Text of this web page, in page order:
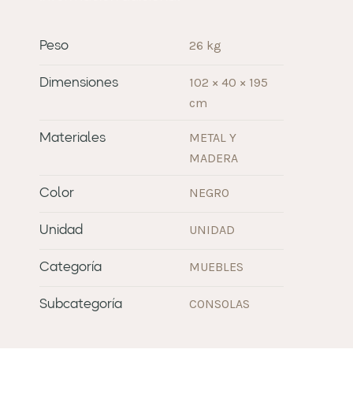
Peso 26 kg
Dimensiones
102 × 40 × 195
cm
Materiales
METAL Y
MADERA
Color NEGRO
Unidad UNIDAD
Categoría MUEBLES
Subcategoría CONSOLAS